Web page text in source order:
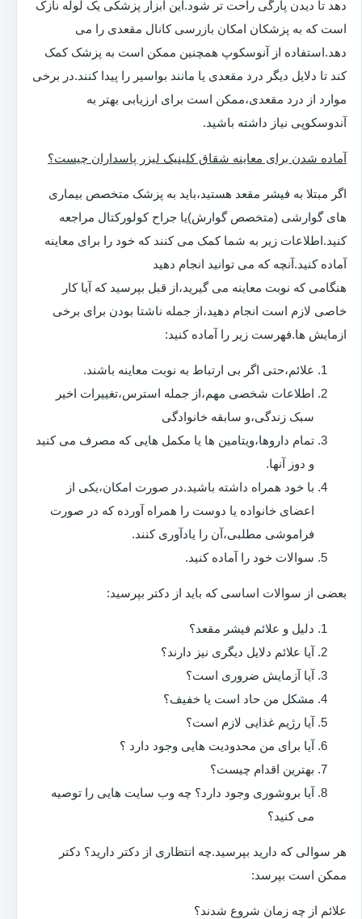
دهد تا دیدن پارگی راحت تر شود.این ابزار پزشکی یک لوله نازک
است که به پزشکان امکان بازرسی کانال مقعدی را می
دهد.استفاده از آنوسکوپ همچنین ممکن است به پزشک کمک
کند تا دلایل دیگر درد مقعدی یا مانند بواسیر را پیدا کنند.در برخی
موارد از درد مقعدی،ممکن است برای ارزیابی بهتر به
آندوسکوپی نیاز داشته باشید.
آماده شدن برای معاینه شقاق کلینیک لیزر پاسداران چیست؟
اگر مبتلا به فیشر مقعد هستید،باید به پزشک متخصص بیماری
های گوارشی (متخصص گوارش)یا جراح کولورکتال مراجعه
کنید.اطلاعات زیر به شما کمک می کنند که خود را برای معاینه
آماده کنید.آنچه که می توانید انجام دهید
هنگامی که نوبت معاینه می گیرید،از قبل بپرسید که آیا کار
خاصی لازم است انجام دهید،از جمله ناشتا بودن برای برخی
ازمایش ها.فهرست زیر را آماده کنید:
علائم،حتی اگر بی ارتباط به نوبت معاینه باشند.
اطلاعات شخصی مهم،از جمله استرس،تغییرات اخیر
سبک زندگی،و سابقه خانوادگی
تمام داروها،ویتامین ها یا مکمل هایی که مصرف می کنید
و دوز آنها.
با خود همراه داشته باشید.در صورت امکان،یکی از
اعضای خانواده یا دوست را همراه آورده که در صورت
فراموشی مطلبی،آن را یادآوری کنند.
سوالات خود را آماده کنید.
بعضی از سوالات اساسی که باید از دکتر بپرسید:
دلیل و علائم فیشر مقعد؟
آیا علائم دلایل دیگری نیز دارند؟
آیا آزمایش ضروری است؟
مشکل من حاد است یا خفیف؟
آیا رژیم غذایی لازم است؟
آیا برای من محدودیت هایی وجود دارد ؟
بهترین اقدام چیست؟
آیا بروشوری وجود دارد؟ چه وب سایت هایی را توصیه
می کنید؟
هر سوالی که دارید بپرسید.چه انتظاری از دکتر دارید؟ دکتر
ممکن است بپرسد:
علائم از چه زمان شروع شدند؟